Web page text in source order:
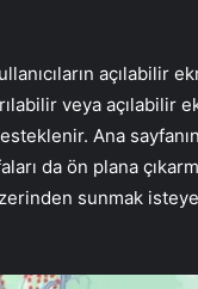
açılabilir
veya açılabilir
Ana
da ön plana
sunmak